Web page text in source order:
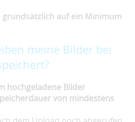
auf ein Minimum
meine Bilder bei
hochgeladene Bilder
von mindestens